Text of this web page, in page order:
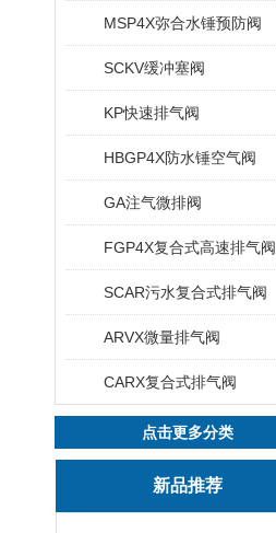
MSP4X弥合水锤预防阀
SCKV缓冲塞阀
KP快速排气阀
HBGP4X防水锤空气阀
GA注气微排阀
FGP4X复合式高速排气阀
SCAR污水复合式排气阀
ARVX微量排气阀
CARX复合式排气阀
点击更多分类
新品推荐